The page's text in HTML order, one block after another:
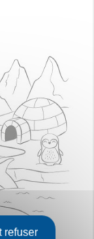
refuser